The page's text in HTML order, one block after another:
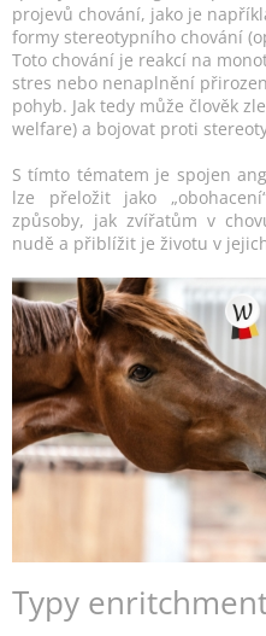
projevů chování, jako je
formy stereotypního chování
Toto chování je reakcí na
stres nebo nenaplnění
pohyb. Jak tedy může člověk
welfare) a bojovat proti
S tímto tématem je spojen
lze přeložit jako
způsoby, jak zvířatům v
nudě a přiblížit je životu v
Typy